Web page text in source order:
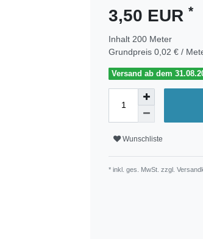
3,50 EUR *
Inhalt 200 Meter
Grundpreis 0,02 € /
Versand ab dem
Wunschliste
* inkl. ges. MwSt. zzgl.